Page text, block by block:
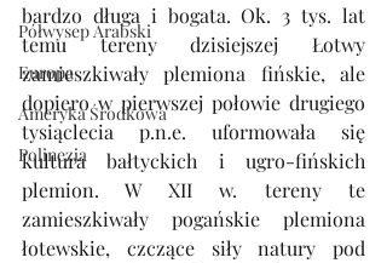
Półwysep Arabski
Europa
Ameryka Środkowa
Polinezja
bardzo długa i bogata. Ok. 3 tys. lat
temu tereny dzisiejszej Łotwy
zamieszkiwały plemiona fińskie, ale
dopiero w pierwszej połowie drugiego
tysiąclecia p.n.e. uformowała się
kultura bałtyckich i ugro-fińskich
plemion. W XII w. tereny te
zamieszkiwały pogańskie plemiona
łotewskie, czczące siły natury pod